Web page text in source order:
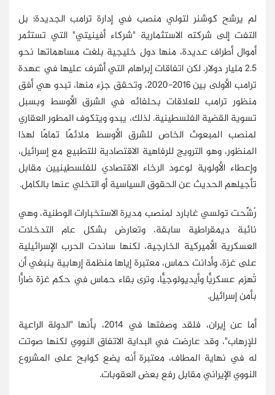
لم يرشح كوشنر لتولي منصب في إدارة ترامب الجديدة؛ بل
التفت إلى شركته الاستثمارية "شركاء أفينيتي" التي تستثمر
أموال أطراف عديدة، منها دول خليجية بلغت مساهماتها نحو
2.5 مليار دولار. لكن اتفاقات إبراهام التي أشرف عليها في عهدة
ترامب الأولى بين 2016-2020، وتحقق جزء منها، تبدو هي أفق
منظور ترامب للعلاقات بحلفائه في الشرق الأوسط وبسبل
تسوية القضية الفلسطينية. لذلك، يبدو ويتكوف المطور العقاري
لمنصب المبعوث الخاص للشرق الأوسط ملائمًا تمامًا لهذا
المنظور، وهو الترويج للرفاهية الاقتصادية للتطبيع مع إسرائيل،
وإعطاء الأولوية لوعود الرخاء الاقتصادي للفلسطينيين مقابل
تأجيلهم الحديث عن الحقوق السياسية أو التخلي عنها بالكامل.
رُشِّحت تولسي غابارد لمنصب مديرة الاستخبارات الوطنية، وهي
نائبة ديمقراطية سابقة، وتعارض بشكل عام التدخلات
العسكرية الأميركية الخارجية، لكنها ساندت الحرب الإسرائيلية
على غزة، وأدانت حماس، معتبرة إياها منظمة إرهابية ينبغي أن
تُهزم عسكريًّا وأيديولوجيًّا، وترى بقاء حماس في حكم غزة ضارًّا
بأمن إسرائيل.
أما عن إيران، فلقد وصفتها في 2014، بأنها "الدولة الراعية
للإرهاب"، وقد عارضت في البداية الاتفاق النووي لكنها صوتت
له في نهاية المطاف، معتبرة أنه يضع كوابح على المشروع
النووي الإيراني مقابل رفع بعض العقوبات.